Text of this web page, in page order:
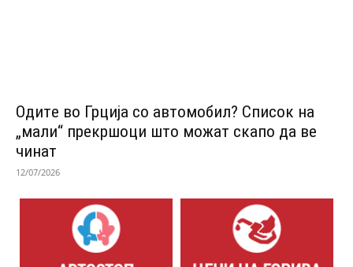
Одитe во Грција со автомобил? Список на
„мали“ прекршоци што можат скапо да ве
чинат
12/07/2026